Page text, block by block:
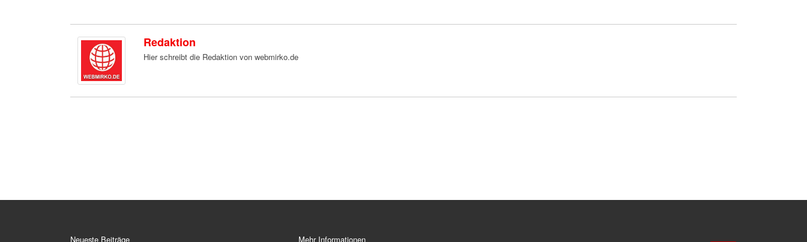
Redaktion
Hier schreibt die Redaktion von webmirko.de
Neueste Beiträge Mehr Informationen